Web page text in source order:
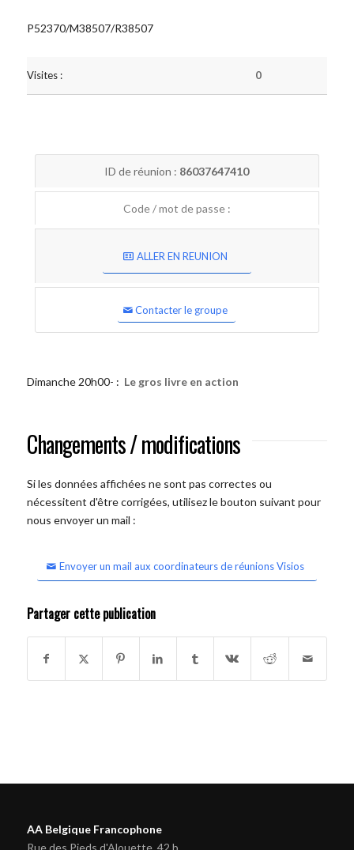
P52370/M38507/R38507
Visites : 0
ID de réunion : 86037647410
Code / mot de passe :
ALLER EN REUNION
Contacter le groupe
Dimanche 20h00- : Le gros livre en action
Changements / modifications
Si les données affichées ne sont pas correctes ou
nécessitent d'être corrigées, utilisez le bouton suivant pour
nous envoyer un mail :
Envoyer un mail aux coordinateurs de réunions Visios
Partager cette publication
AA Belgique Francophone
Rue des Pieds d'Alouette, 42 b